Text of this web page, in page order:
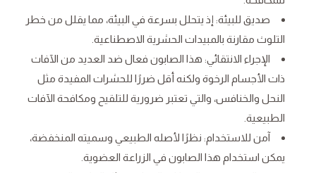
صديق للبيئة: إذ يتحلل بسرعة في البيئة، مما يقلل من خطر
التلوث مقارنة بالمبيدات الحشرية الاصطناعية.
الإجراء الانتقائي: هذا الصابون فعال ضد العديد من الآفات
ذات الأجسام الرخوة ولكنه أقل ضررًا للحشرات المفيدة مثل
النحل والخنافس، والتي تعتبر ضرورية للتلقيح ومكافحة الآفات
الطبيعية.
آمن للاستخدام: نظرًا لأصله الطبيعي وسميته المنخفضة،
يمكن استخدام هذا الصابون في الزراعة العضوية.